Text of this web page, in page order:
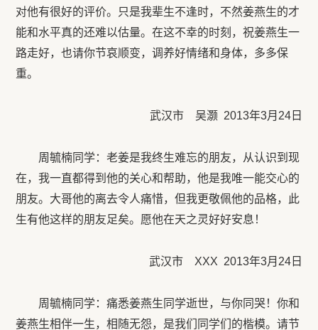
对他有很好的评价。只是我辈生不逢时，不然姜燕生的才
能和水平真的还难以估量。在这不幸的时刻，祝姜燕生一
路走好，也请你节哀顺变，调养好情绪和身体，多多保
重。
武汉市 吴灏 2013年3月24日
周毓楠同学：老姜是我终生难忘的朋友，从认识到现
在，我一直都得到他的关心和帮助，他是我唯一能交心的
朋友。大哥他的离去令人痛惜，但我更敬佩他的品格，此
生有他这样的朋友足矣。愿他在天之灵好好安息！
武汉市 XXX 2013年3月24日
周毓楠同学：痛悉姜燕生同学逝世，与你同哭！你和
姜燕生相伴一生，相随无怨，是我们同学们的楷模。请节